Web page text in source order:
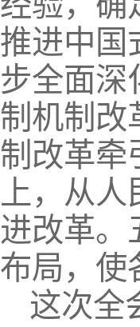
推进中国
步全面深
制机制改
制改革牵
上，从
进改革。
布局，使
这次全